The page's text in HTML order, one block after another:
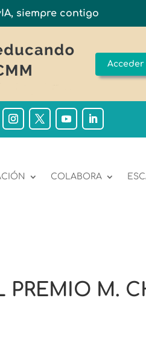
siempre contigo
Acceder
COLABORA
M.